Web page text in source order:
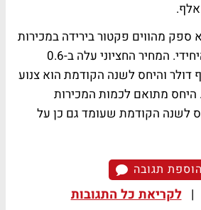
ספק מהווים פקטור בירידה במכירות
אך לא מדובר בגורם היחידי. המחיר החציוני עלה ב-0.6
של 270.2 אלף דולר והיחס לשנה הקודמת הוא צנוע
מאוד ועומד על 4.6%. היחס מתואם לכמות המכירות
לשנה הקודמת שעומד גם כן על
הוספת תגובה
| לקריאת כל התגובות